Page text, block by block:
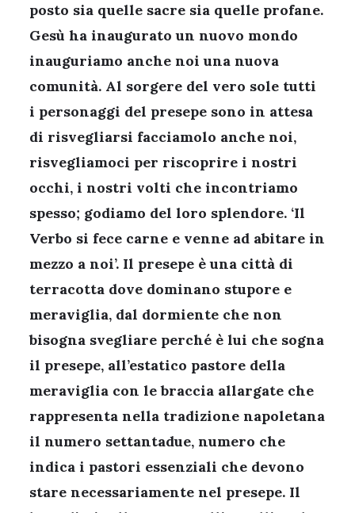
posto sia quelle sacre sia quelle profane.
Gesù ha inaugurato un nuovo mondo
inauguriamo anche noi una nuova
comunità. Al sorgere del vero sole tutti
i personaggi del presepe sono in attesa
di risvegliarsi facciamolo anche noi,
risvegliamoci per riscoprire i nostri
occhi, i nostri volti che incontriamo
spesso; godiamo del loro splendore. ‘Il
Verbo si fece carne e venne ad abitare in
mezzo a noi’. Il presepe è una città di
terracotta dove dominano stupore e
meraviglia, dal dormiente che non
bisogna svegliare perché è lui che sogna
il presepe, all’estatico pastore della
meraviglia con le braccia allargate che
rappresenta nella tradizione napoletana
il numero settantadue, numero che
indica i pastori essenziali che devono
stare necessariamente nel presepe. Il